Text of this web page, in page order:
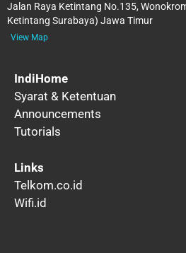
Jalan Raya Ketintang No.135,
Ketintang Surabaya) Jawa Timur
View Map
IndiHome
Syarat & Ketentuan
Announcements
Tutorials
Links
Telkom.co.id
Wifi.id